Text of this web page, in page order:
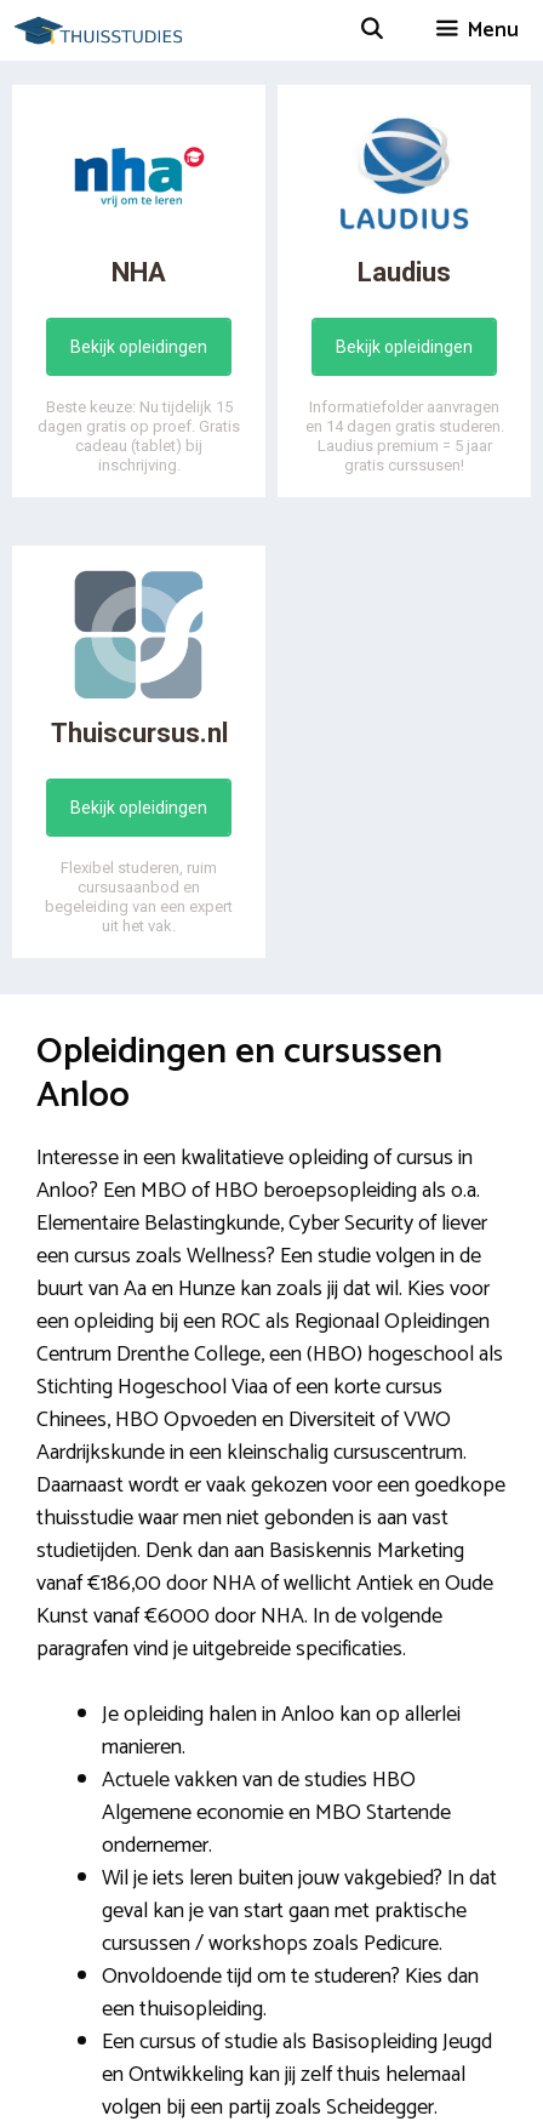
Spring
naar
Menu
NHA
Bekijk opleidingen
Beste keuze: Nu tijdelijk 15
dagen gratis op proef. Gratis
cadeau (tablet) bij
inschrijving.
Laudius
Bekijk opleidingen
Informatiefolder aanvragen
en 14 dagen gratis studeren.
Laudius premium = 5 jaar
gratis curssusen!
Thuiscursus.nl
Bekijk opleidingen
Flexibel studeren, ruim
cursusaanbod en
begeleiding van een expert
uit het vak.
Opleidingen en cursussen
Anloo
Interesse in een kwalitatieve opleiding of cursus in
Anloo? Een MBO of HBO beroepsopleiding als o.a.
Elementaire Belastingkunde, Cyber Security of liever
een cursus zoals Wellness? Een studie volgen in de
buurt van Aa en Hunze kan zoals jij dat wil. Kies voor
een opleiding bij een ROC als Regionaal Opleidingen
Centrum Drenthe College, een (HBO) hogeschool als
Stichting Hogeschool Viaa of een korte cursus
Chinees, HBO Opvoeden en Diversiteit of VWO
Aardrijkskunde in een kleinschalig cursuscentrum.
Daarnaast wordt er vaak gekozen voor een goedkope
thuisstudie waar men niet gebonden is aan vast
studietijden. Denk dan aan Basiskennis Marketing
vanaf €186,00 door NHA of wellicht Antiek en Oude
Kunst vanaf €6000 door NHA. In de volgende
paragrafen vind je uitgebreide specificaties.
Je opleiding halen in Anloo kan op allerlei
manieren.
Actuele vakken van de studies HBO
Algemene economie en MBO Startende
ondernemer.
Wil je iets leren buiten jouw vakgebied? In dat
geval kan je van start gaan met praktische
cursussen / workshops zoals Pedicure.
Onvoldoende tijd om te studeren? Kies dan
een thuisopleiding.
Een cursus of studie als Basisopleiding Jeugd
en Ontwikkeling kan jij zelf thuis helemaal
volgen bij een partij zoals Scheidegger.